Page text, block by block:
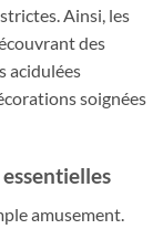
Ainsi, les
des
acidulées
soignées
amusement.